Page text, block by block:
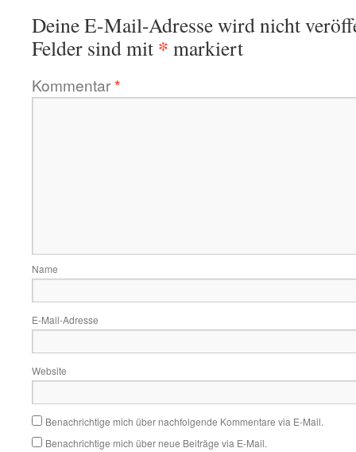
Deine E-Mail-Adresse wird nicht
Felder sind mit * markiert
Kommentar*
Name
E-Mail-Adresse
Website
Benachrichtige mich über nachfolgende Kommentare via E-Mail.
Benachrichtige mich über neue Beiträge via E-Mail.